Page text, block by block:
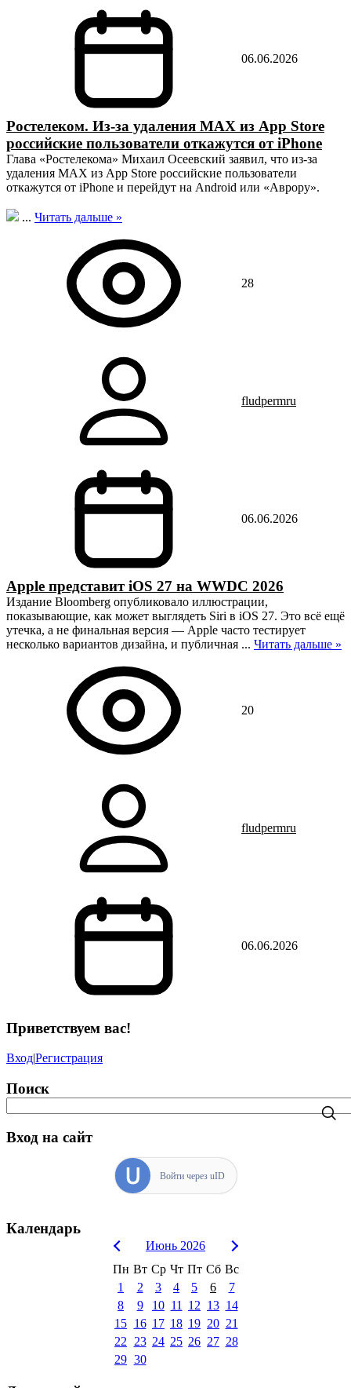
06.06.2026
Ростелеком. Из-за удаления MAX из App Store
российские пользователи откажутся от iPhone
Глава «Ростелекома» Михаил Осеевский заявил, что из‑за
удаления MAX из App Store российские пользователи
откажутся от iPhone и перейдут на Android или «Аврору».
... Читать дальше »
28
fludpermru
06.06.2026
Apple представит iOS 27 на WWDC 2026
Издание Bloomberg опубликовало иллюстрации,
показывающие, как может выглядеть Siri в iOS 27. Это всё ещё
утечка, а не финальная версия — Apple часто тестирует
несколько вариантов дизайна, и публичная ... Читать дальше »
20
fludpermru
06.06.2026
Приветствуем вас!
Вход|Регистрация
Поиск
Вход на сайт
Войти через uID
Календарь
Июнь 2026
Пн Вт Ср Чт Пт Сб Вс
1
2 3 4 5 6
7
8
9 10 11 12 13 14
15 16 17 18 19 20 21
22
23 24 25 26 27 28
29 30